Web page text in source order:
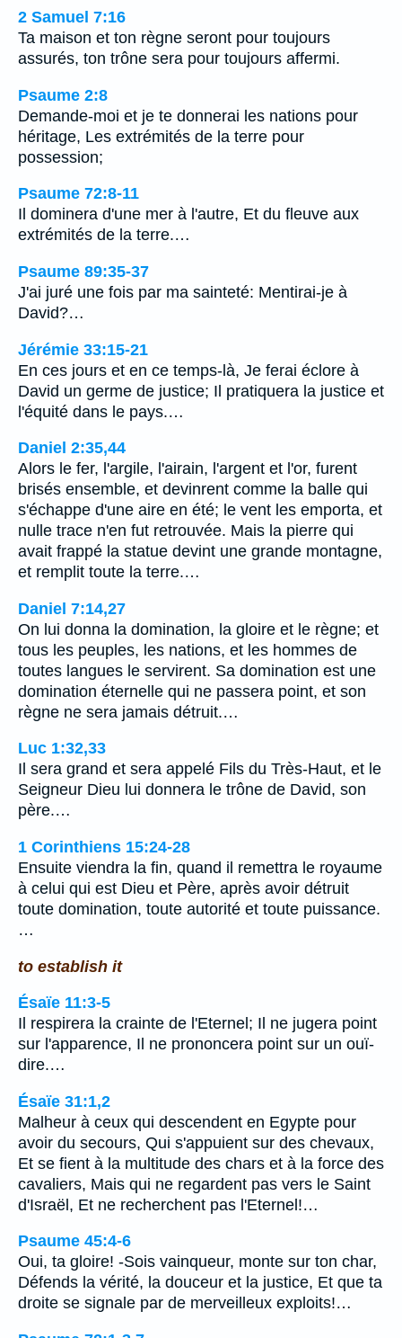
2 Samuel 7:16
Ta maison et ton règne seront pour toujours
assurés, ton trône sera pour toujours affermi.
Psaume 2:8
Demande-moi et je te donnerai les nations pour
héritage, Les extrémités de la terre pour
possession;
Psaume 72:8-11
Il dominera d'une mer à l'autre, Et du fleuve aux
extrémités de la terre.…
Psaume 89:35-37
J'ai juré une fois par ma sainteté: Mentirai-je à
David?…
Jérémie 33:15-21
En ces jours et en ce temps-là, Je ferai éclore à
David un germe de justice; Il pratiquera la justice et
l'équité dans le pays.…
Daniel 2:35,44
Alors le fer, l'argile, l'airain, l'argent et l'or, furent
brisés ensemble, et devinrent comme la balle qui
s'échappe d'une aire en été; le vent les emporta, et
nulle trace n'en fut retrouvée. Mais la pierre qui
avait frappé la statue devint une grande montagne,
et remplit toute la terre.…
Daniel 7:14,27
On lui donna la domination, la gloire et le règne; et
tous les peuples, les nations, et les hommes de
toutes langues le servirent. Sa domination est une
domination éternelle qui ne passera point, et son
règne ne sera jamais détruit.…
Luc 1:32,33
Il sera grand et sera appelé Fils du Très-Haut, et le
Seigneur Dieu lui donnera le trône de David, son
père.…
1 Corinthiens 15:24-28
Ensuite viendra la fin, quand il remettra le royaume
à celui qui est Dieu et Père, après avoir détruit
toute domination, toute autorité et toute puissance.
…
to establish it
Ésaïe 11:3-5
Il respirera la crainte de l'Eternel; Il ne jugera point
sur l'apparence, Il ne prononcera point sur un ouï-
dire.…
Ésaïe 31:1,2
Malheur à ceux qui descendent en Egypte pour
avoir du secours, Qui s'appuient sur des chevaux,
Et se fient à la multitude des chars et à la force des
cavaliers, Mais qui ne regardent pas vers le Saint
d'Israël, Et ne recherchent pas l'Eternel!…
Psaume 45:4-6
Oui, ta gloire! -Sois vainqueur, monte sur ton char,
Défends la vérité, la douceur et la justice, Et que ta
droite se signale par de merveilleux exploits!…